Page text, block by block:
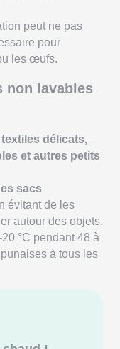
peut ne pas
pour
les œufs.
non lavables
délicats,
et autres petits
sacs
évitant de les
autour des objets.
°C pendant 48 à
à tous les